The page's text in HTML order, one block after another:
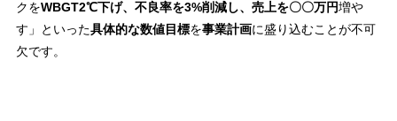
クをWBGT2℃下げ、不良率を3%削減し、売上を〇〇万円増や
す」といった具体的な数値目標を事業計画に盛り込むことが不可
欠です。